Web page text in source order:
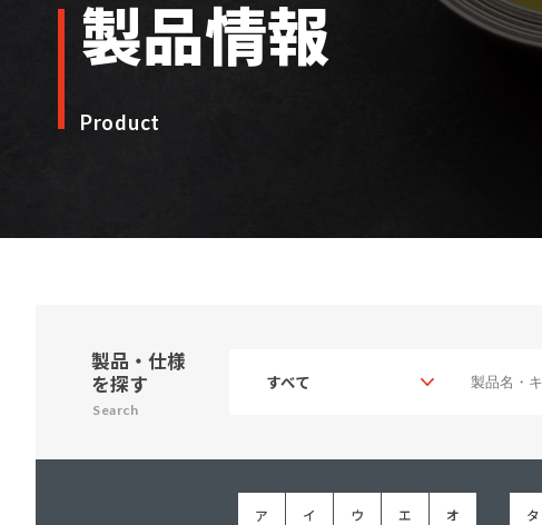
製品情報
ニッペラボ
塗装をする時、施工会社へお願いする時に
お客様サポー
に
ついて
製品情報
Product
製品・仕様
を探す
Search
ア イ ウ エ オ タ